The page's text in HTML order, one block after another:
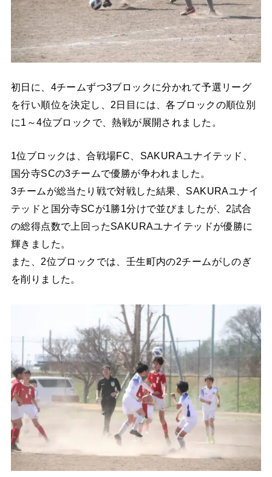
初日に、4チームずつ3ブロックに分かれて予選リーグ
を行い順位を決定し、2日目には、各ブロックの順位別
に1～4位ブロックで、熱戦が展開されました。
1位ブロックは、合戦場FC、SAKURAユナイテッド、
国分寺SCの3チームで優勝が争われました。
3チームが総当たり戦で対戦した結果、SAKURAユナイ
テッドと国分寺SCが1勝1分けで並びましたが、2試合
の総得点数で上回ったSAKURAユナイテッドが優勝に
輝きました。
また、2位ブロックでは、壬生町内の2チームがしのぎ
を削りました。